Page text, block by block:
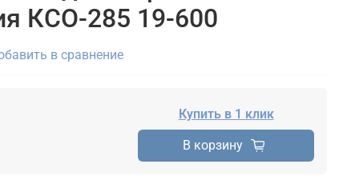
КСО-285 19-600
в сравнение
Купить в 1 клик
В корзину